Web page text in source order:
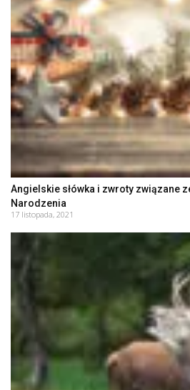
Angielskie słówka i zwroty związane
Narodzenia
17 listopada, 2021